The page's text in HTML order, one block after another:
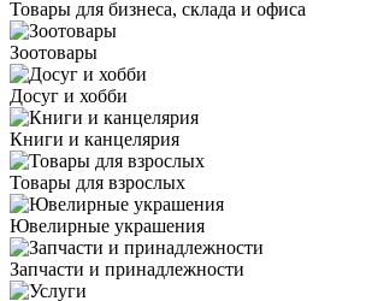
Товары для бизнеса, склада и офиса
Зоотовары
Досуг и хобби
Книги и канцелярия
Товары для взрослых
Ювелирные украшения
Запчасти и принадлежности